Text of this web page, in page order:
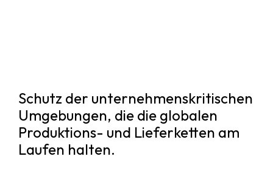
Schutz der unternehmenskritischen
Umgebungen, die die globalen
Produktions- und Lieferketten am
Laufen halten.